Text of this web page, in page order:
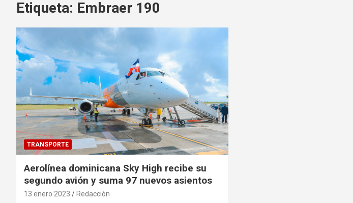
Etiqueta: Embraer 190
TRANSPORTE
Aerolínea dominicana Sky High recibe su
segundo avión y suma 97 nuevos asientos
13 enero 2023 Redacción